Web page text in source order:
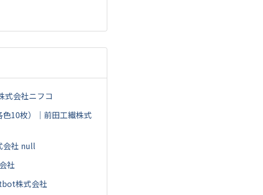
式会社ニフコ
10枚）｜前田工繊株式
会社 null
社
株式会社